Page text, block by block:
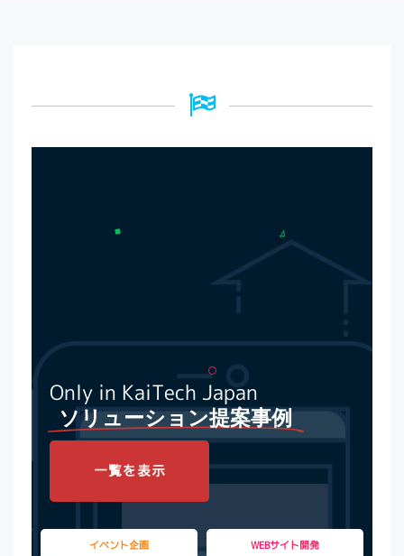
Only in KaiTech Japan
ソリューション提案事例
一覧を表示
イベント企画 WEBサイト開発